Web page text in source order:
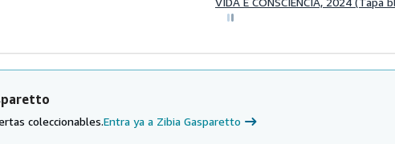
coleccionables.Entra ya a Zibia Gasparetto